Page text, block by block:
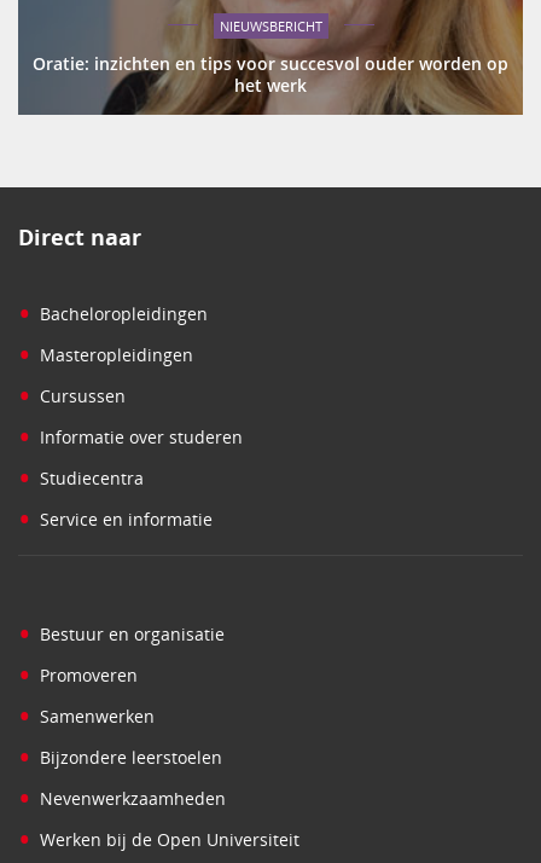
NIEUWSBERICHT
Oratie: inzichten en tips voor succesvol ouder worden op
het werk
Direct naar
• Bacheloropleidingen
• Masteropleidingen
• Cursussen
• Informatie over studeren
• Studiecentra
• Service en informatie
• Bestuur en organisatie
• Promoveren
• Samenwerken
• Bijzondere leerstoelen
• Nevenwerkzaamheden
• Werken bij de Open Universiteit